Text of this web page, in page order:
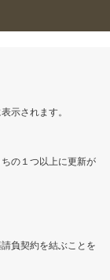
示されます。
の１つ以上に更新が
負契約を結ぶことを